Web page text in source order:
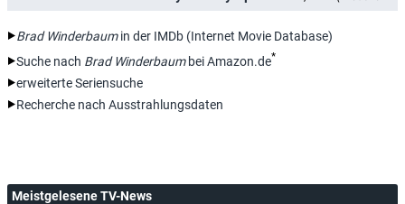
Brad Winderbaumin der IMDb (Internet Movie Database)
Suche nach Brad Winderbaumbei Amazon.de*
erweiterte Seriensuche
Recherche nach Ausstrahlungsdaten
Meistgelesene TV-News